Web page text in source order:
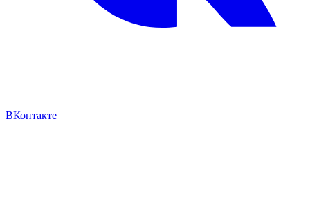
ВКонтакте